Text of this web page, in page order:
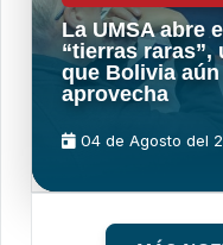
La UMSA abre
“tierras raras”,
que Bolivia
aprovecha
04 de Agosto del